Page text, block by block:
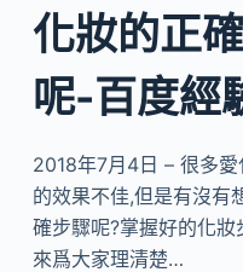
化妝的正
呢-百度經
2018年7月4日 – 很多
的效果不佳,但是有沒有
確步驟呢?掌握好的化
來爲大家理清楚…